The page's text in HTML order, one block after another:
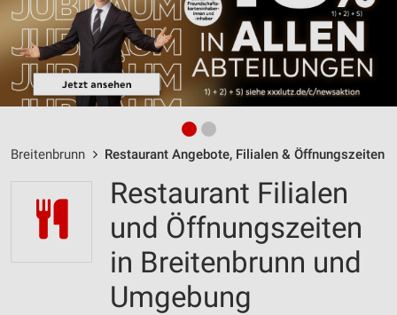
Breitenbrunn Restaurant Angebote, Filialen & Öffnungszeiten
Restaurant Filialen
und Öffnungszeiten
in Breitenbrunn und
Umgebung